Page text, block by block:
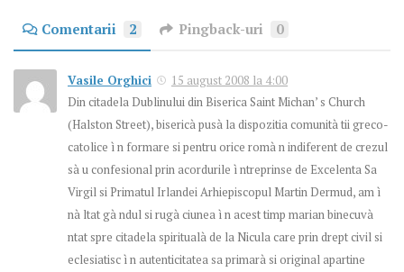
Comentarii 2 Pingback-uri 0
Vasile Orghici
15 august 2008 la 4:00
Din citadela Dublinului din Biserica Saint Michan’ s Church
(Halston Street), bisericà pusà la dispozitia comunità tii greco-
catolice ì n formare si pentru orice romà n indiferent de crezul
sà u confesional prin acordurile ì ntreprinse de Excelenta Sa
Virgil si Primatul Irlandei Arhiepiscopul Martin Dermud, am ì
nà ltat gà ndul si rugà ciunea ì n acest timp marian binecuvà
ntat spre citadela spiritualà de la Nicula care prin drept civil si
eclesiatisc ì n autenticitatea sa primarà si original apartine